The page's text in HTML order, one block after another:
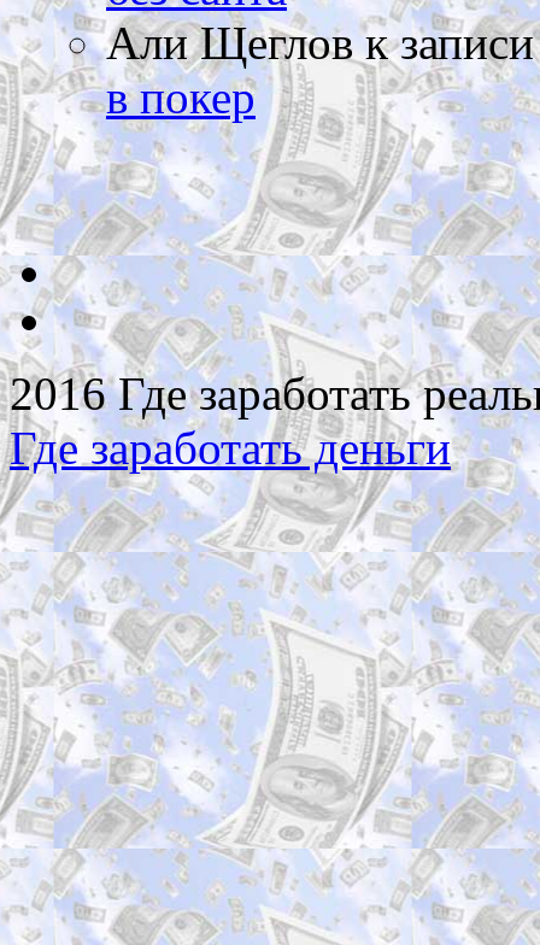
Али Щегловк
в покер
2016 Где заработать
Где заработать деньги